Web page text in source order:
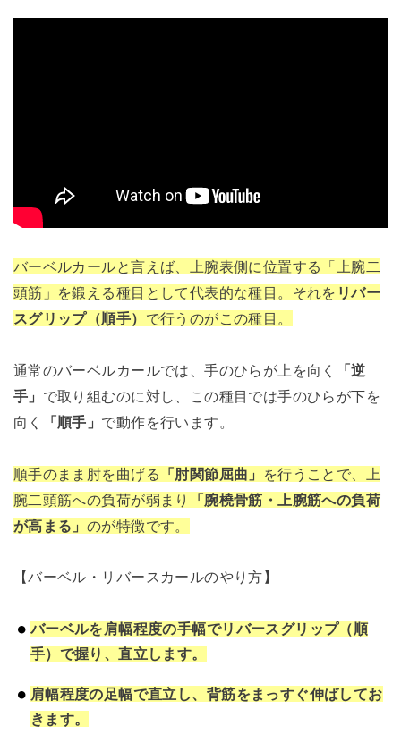
バーベルカールと言えば、上腕表側に位置する「上腕二
頭筋」を鍛える種目として代表的な種目。それを リバー
スグリップ（順手） で行うのがこの種目。
通常のバーベルカールでは、手のひらが上を向く
「逆
手」 で取り組むのに対し、この種目では手のひらが下を
向く
「順手」 で動作を行います。
順手のまま肘を曲げる 「肘関節屈曲」
を行うことで、上
腕二頭筋への負荷が弱まり
「腕橈骨筋・上腕筋への負荷
が高まる」 のが特徴です。
【バーベル・リバースカールのやり方】
バーベルを肩幅程度の手幅でリバースグリップ（順
手）で握り、直立します。
肩幅程度の足幅で直立し、背筋をまっすぐ伸ばしてお
きます。